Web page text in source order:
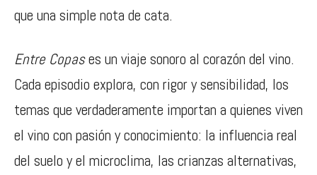
que una simple nota de cata.
Entre Copases un viaje sonoro al corazón del vino.
Cada episodio explora, con rigor y sensibilidad, los
temas que verdaderamente importan a quienes viven
el vino con pasión y conocimiento: la influencia real
del suelo y el microclima, las crianzas alternativas,